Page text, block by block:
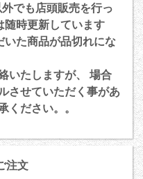
でも店頭販売を行っ
時更新しています
た商品が品切れにな
いたしますが、 場合
させていただく事があ
ください。。
注文